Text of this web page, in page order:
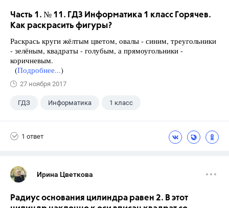
Часть 1. № 11. ГДЗ Информатика 1 класс Горячев.
Как раскрасить фигуры?
Раскрась круги жёлтым цветом, овалы - синим, треугольники
- зелёным, квадраты - голубым, а прямоугольники -
коричневым.
(Подробнее...)
27 ноября 2017
ГДЗ Информатика 1 класс
1 ответ
Ирина Цветкова
Радиус основания цилиндра равен 2. В этот